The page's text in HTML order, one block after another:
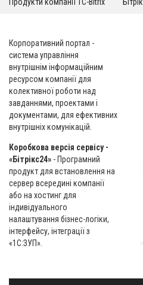
Корпоративний портал -
система управління
внутрішнім інформаційним
ресурсом компанії для
колективної роботи над
завданнями, проектами і
документами, для ефективних
внутрішніх комунікацій.
Коробкова версія сервісу -
«Бітрікс24» - Програмний
продукт для встановлення на
сервер всередині компанії
або на хостинг для
індивідуального
налаштування бізнес-логіки,
інтерфейсу, інтеграції з
«1С:ЗУП».